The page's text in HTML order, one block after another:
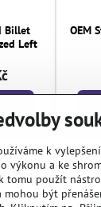
Billet
Left
OEM
Další produkty
k
výkonu a ke
tomu použít
být